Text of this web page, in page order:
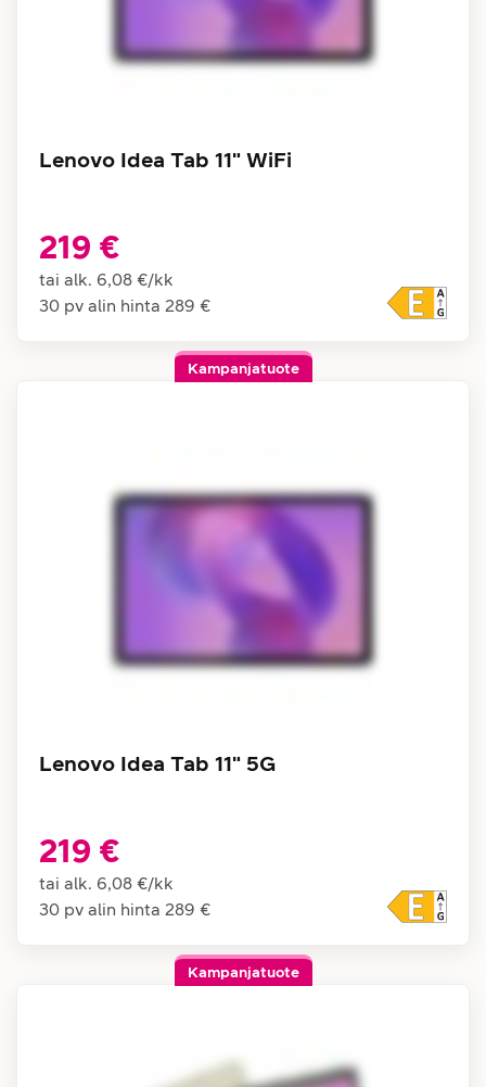
Lenovo Idea Tab 11" WiFi
219 €
tai alk. 6,08 €/kk
30 pv alin hinta 289 €
Kampanjatuote
Lenovo Idea Tab 11" 5G
219 €
tai alk. 6,08 €/kk
30 pv alin hinta 289 €
Kampanjatuote